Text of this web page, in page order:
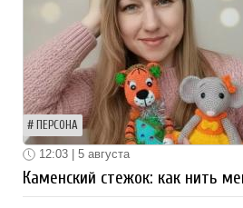
ПЕРСОНА
12:03 | 5 августа
Каменский стежок: как нить